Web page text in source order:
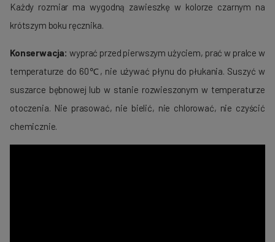
Każdy rozmiar ma wygodną zawieszkę w kolorze czarnym na
krótszym boku ręcznika.
Konserwacja: wyprać przed pierwszym użyciem, prać w pralce w
temperaturze do 60℃, nie używać płynu do płukania. Suszyć w
suszarce bębnowej lub w stanie rozwieszonym w temperaturze
otoczenia. Nie prasować, nie bielić, nie chlorować, nie czyścić
chemicznie.